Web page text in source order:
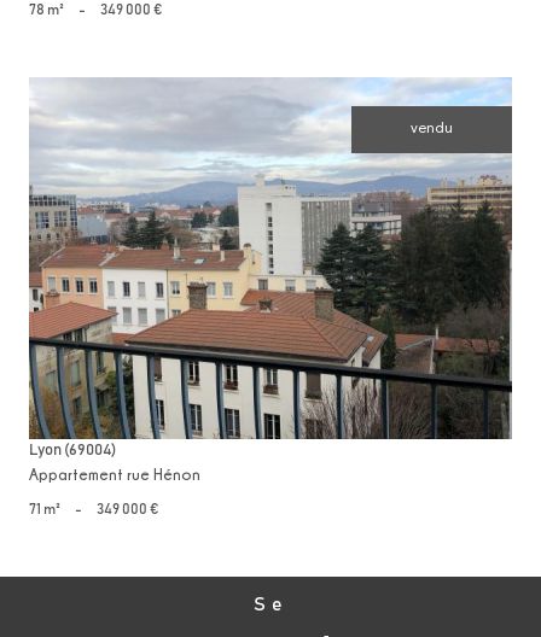
78 m² - 349 000 €
vendu
voir le bien
Lyon (69004)
Appartement rue Hénon
71 m² - 349 000 €
Se